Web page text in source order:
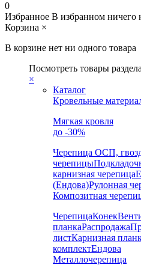
0
Избранное В избранном ничего
Корзина ×
В корзине нет ни одного товара
Посмотреть товары раздела
×
Каталог
Кровельные
Мягкая кровля
до -30%
Черепица ОСП,
черепицы
карнизная черепица
(Ендова)Рулонная
Композитная
ЧерепицаКонек
планкаРаспродажа
листКарнизная
комплектЕндова
Металлочерепица